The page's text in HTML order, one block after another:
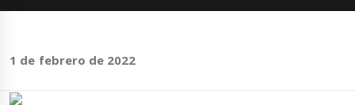
1 de febrero de 2022